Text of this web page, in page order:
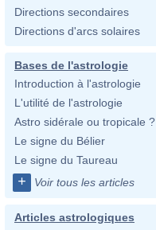
Directions secondaires
Directions d'arcs solaires
Bases de l'astrologie
Introduction à l'astrologie
L'utilité de l'astrologie
Astro sidérale ou tropicale ?
Le signe du Bélier
Le signe du Taureau
+ Voir tous les articles
Articles astrologiques